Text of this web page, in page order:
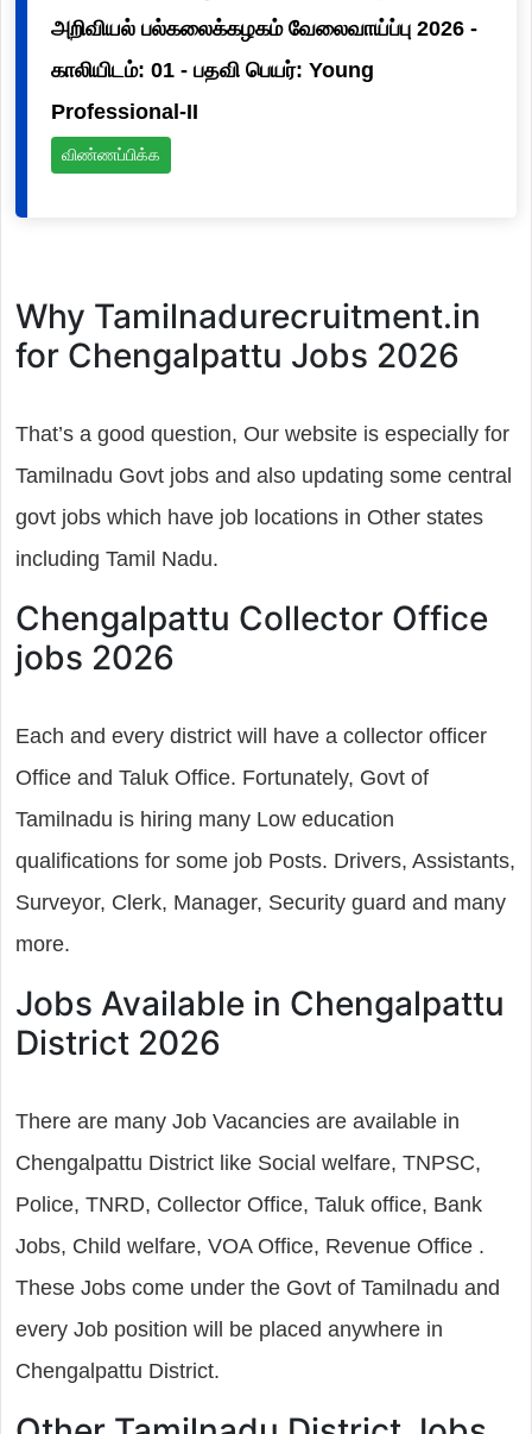
அறிவியல் பல்கலைக்கழகம் வேலைவாய்ப்பு 2026 -
காலியிடம்: 01 - பதவி பெயர்: Young
Professional-II
விண்ணப்பிக்க
Why Tamilnadurecruitment.in
for Chengalpattu Jobs 2026
That’s a good question, Our website is especially for
Tamilnadu Govt jobs and also updating some central
govt jobs which have job locations in Other states
including Tamil Nadu.
Chengalpattu Collector Office
jobs 2026
Each and every district will have a collector officer
Office and Taluk Office. Fortunately, Govt of
Tamilnadu is hiring many Low education
qualifications for some job Posts. Drivers, Assistants,
Surveyor, Clerk, Manager, Security guard and many
more.
Jobs Available in Chengalpattu
District 2026
There are many Job Vacancies are available in
Chengalpattu District like Social welfare, TNPSC,
Police, TNRD, Collector Office, Taluk office, Bank
Jobs, Child welfare, VOA Office, Revenue Office .
These Jobs come under the Govt of Tamilnadu and
every Job position will be placed anywhere in
Chengalpattu District.